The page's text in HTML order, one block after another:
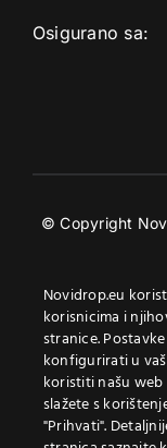
Osigurano sa:
© Copyright
Novidrop.eu
korisnicima i
stranice.
konfigurirati u
koristiti našu
slažete s
"Prihvati".